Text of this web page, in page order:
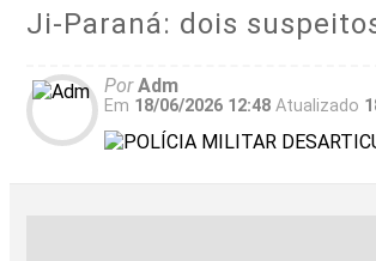
Ji-Paraná: dois
PorAdm
Em 18/06/2026 12:48 Atualizado